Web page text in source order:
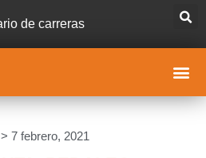
de carreras
7 febrero, 2021